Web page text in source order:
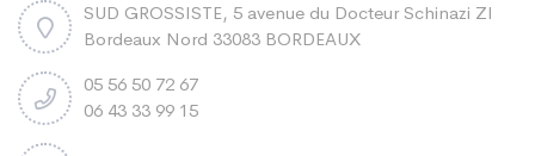
SUD GROSSISTE, 5 avenue du Docteur Schinazi ZI
Bordeaux Nord 33083 BORDEAUX
05 56 50 72 67
06 43 33 99 15